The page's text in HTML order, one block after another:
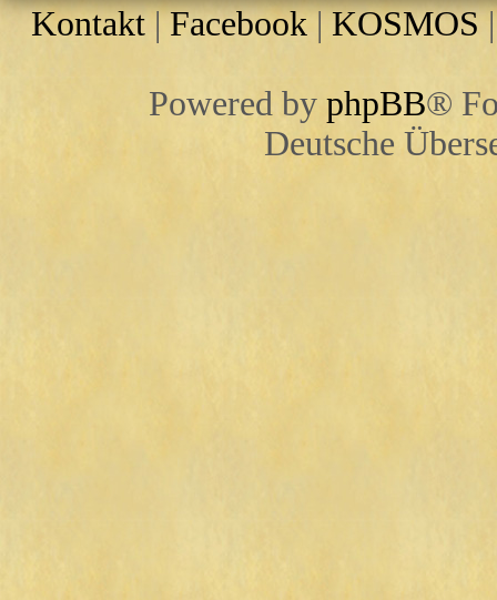
Kontakt |Facebook | KOSMOS
Powered by phpBB®
Deutsche